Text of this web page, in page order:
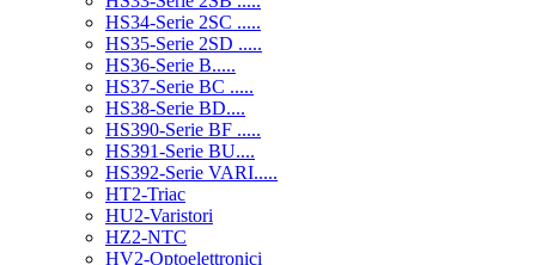
HS34-Serie 2SC .....
HS35-Serie 2SD .....
HS36-Serie B.....
HS37-Serie BC .....
HS38-Serie BD....
HS390-Serie BF .....
HS391-Serie BU....
HS392-Serie VARI.....
HT2-Triac
HU2-Varistori
HZ2-NTC
HV2-Optoelettronici